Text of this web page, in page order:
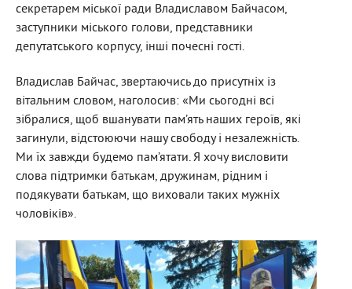
секретарем міської ради Владиславом Байчасом,
заступники міського голови, представники
депутатського корпусу, інші почесні гості.
Владислав Байчас, звертаючись до присутніх із
вітальним словом, наголосив: «Ми сьогодні всі
зібралися, щоб вшанувати пам’ять наших героїв, які
загинули, відстоюючи нашу свободу і незалежність.
Ми їх завжди будемо пам’ятати. Я хочу висловити
слова підтримки батькам, дружинам, рідним і
подякувати батькам, що виховали таких мужніх
чоловіків».